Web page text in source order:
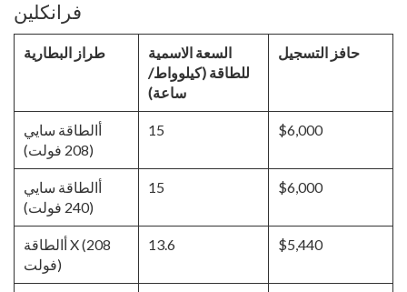
فرانكلين
طراز البطارية
السعة الاسمية
للطاقة (كيلوواط/
ساعة)
حافز التسجيل
أالطاقة سايي
(208 فولت)
15 $6,000
أالطاقة سايي
(240 فولت)
15 $6,000
أالطاقة X (208
فولت)
13.6 $5,440